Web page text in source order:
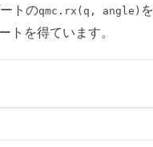
トのqmc.rx(q, angle) を
を得ています。